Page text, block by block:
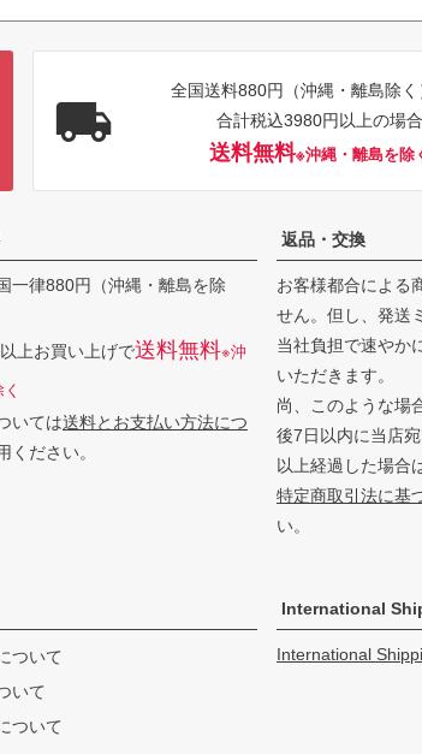
全国送料880円（沖縄・離島除く
合計税込3980円以上の場合
送料無料※沖縄・離島を除
律880円（沖縄・離島を除
上お買い上げで送料無料※沖
いては送料とお支払い方法につ
ください。
返品・交換
お客様都合による
せん。但し、発送
当社負担で速やか
いただきます。
尚、このような場
後7日以内に当店
以上経過した場合
特定商取引法に基
い。
ついて
いて
ついて
International
International